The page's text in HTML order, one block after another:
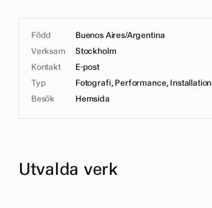
Född
Buenos Aires/Argentina
Verksam
Stockholm
Kontakt
E-post
Typ
Fotografi, Performance, Installation
Besök
Hemsida
Utvalda verk